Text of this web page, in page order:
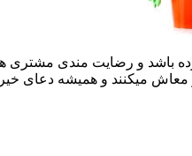
و رضایت مندی مشتری ها
معاش میکنند و همیشه دعای